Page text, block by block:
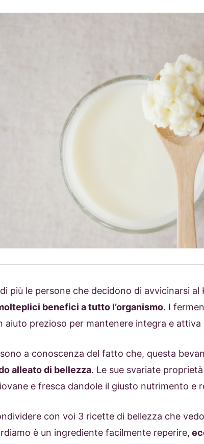
più le persone che decidono di avvicinarsi
benefici a tutto l’organismo. I
aiuto prezioso per mantenere integra e attiva
a conoscenza del fatto che, questa
alleato di bellezza. Le sue svariate
e fresca dandole il giusto nutrimento e
con voi 3 ricette di bellezza che
è un ingrediente facilmente reperire,